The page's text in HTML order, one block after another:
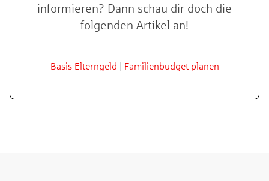
informieren? Dann schau dir doch die
folgenden Artikel an!
Basis Elterngeld | Familienbudget planen